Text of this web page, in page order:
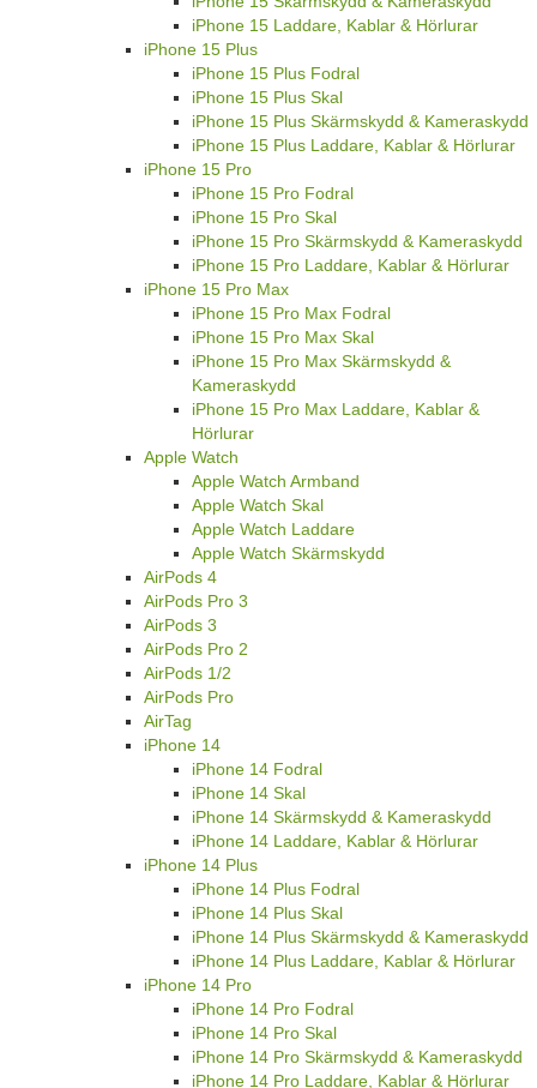
iPhone 15 Laddare, Kablar & Hörlurar
iPhone 15 Plus
iPhone 15 Plus Fodral
iPhone 15 Plus Skal
iPhone 15 Plus Skärmskydd & Kameraskydd
iPhone 15 Plus Laddare, Kablar & Hörlurar
iPhone 15 Pro
iPhone 15 Pro Fodral
iPhone 15 Pro Skal
iPhone 15 Pro Skärmskydd & Kameraskydd
iPhone 15 Pro Laddare, Kablar & Hörlurar
iPhone 15 Pro Max
iPhone 15 Pro Max Fodral
iPhone 15 Pro Max Skal
iPhone 15 Pro Max Skärmskydd &
Kameraskydd
iPhone 15 Pro Max Laddare, Kablar &
Hörlurar
Apple Watch
Apple Watch Armband
Apple Watch Skal
Apple Watch Laddare
Apple Watch Skärmskydd
AirPods 4
AirPods Pro 3
AirPods 3
AirPods Pro 2
AirPods 1/2
AirPods Pro
AirTag
iPhone 14
iPhone 14 Fodral
iPhone 14 Skal
iPhone 14 Skärmskydd & Kameraskydd
iPhone 14 Laddare, Kablar & Hörlurar
iPhone 14 Plus
iPhone 14 Plus Fodral
iPhone 14 Plus Skal
iPhone 14 Plus Skärmskydd & Kameraskydd
iPhone 14 Plus Laddare, Kablar & Hörlurar
iPhone 14 Pro
iPhone 14 Pro Fodral
iPhone 14 Pro Skal
iPhone 14 Pro Skärmskydd & Kameraskydd
iPhone 14 Pro Laddare, Kablar & Hörlurar